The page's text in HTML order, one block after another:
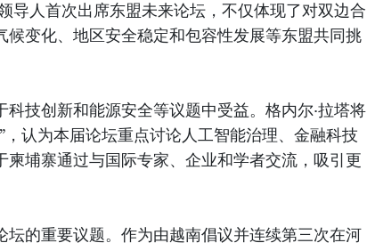
导人首次出席东盟未来论坛，不仅体现了对双边合
候变化、地区安全稳定和包容性发展等东盟共同挑
技创新和能源安全等议题中受益。格内尔·拉塔将
认为本届论坛重点讨论人工智能治理、金融科技
柬埔寨通过与国际专家、企业和学者交流，吸引更
坛的重要议题。作为由越南倡议并连续第三次在河